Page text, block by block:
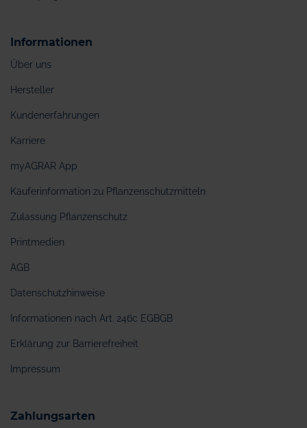
Informationen
Über uns
Hersteller
Kundenerfahrungen
Karriere
myAGRAR App
Käuferinformation zu Pflanzenschutzmitteln
Zulassung Pflanzenschutz
Printmedien
AGB
Datenschutzhinweise
Informationen nach Art. 246c EGBGB
Erklärung zur Barrierefreiheit
Impressum
Zahlungsarten